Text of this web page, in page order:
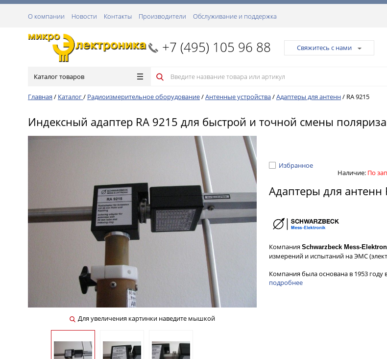
О компании Новости Контакты Производители Обслуживание и поддержка
+7 (495) 105 96 88 Свяжитесь с нами
Каталог товаров
Главная / Каталог/ Радиоизмерительное оборудование/Антенные устройства/Адаптеры для антенн/ RA 9215
Индексный адаптер RA 9215 для быстрой и точной смены
Для увеличения картинки наведите мышкой
Избранное
Наличие: По
Адаптеры для антенн
Компания Schwarzbeck Mess-
измерений и испытаний на ЭМС
Компания была основана в 1953
подробнее